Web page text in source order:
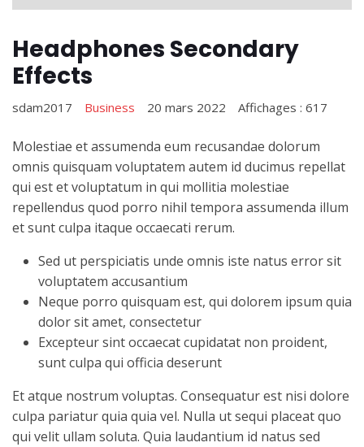
Headphones Secondary
Effects
sdam2017 Business 20 mars 2022 Affichages : 617
Molestiae et assumenda eum recusandae dolorum
omnis quisquam voluptatem autem id ducimus repellat
qui est et voluptatum in qui mollitia molestiae
repellendus quod porro nihil tempora assumenda illum
et sunt culpa itaque occaecati rerum.
Sed ut perspiciatis unde omnis iste natus error sit
voluptatem accusantium
Neque porro quisquam est, qui dolorem ipsum quia
dolor sit amet, consectetur
Excepteur sint occaecat cupidatat non proident,
sunt culpa qui officia deserunt
Et atque nostrum voluptas. Consequatur est nisi dolore
culpa pariatur quia quia vel. Nulla ut sequi placeat quo
qui velit ullam soluta. Quia laudantium id natus sed